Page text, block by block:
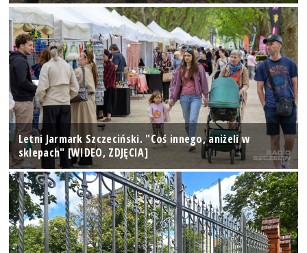
Letni Jarmark Szczeciński. "Coś innego, aniżeli w
sklepach" [WIDEO, ZDJĘCIA]